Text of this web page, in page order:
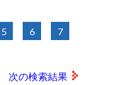
5 6 7
次の検索結果